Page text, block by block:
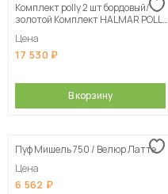
Комплект polly 2 шт бордовый/
золотой Комплект HALMAR POLLY
Цена
17 530
В корзину
Пуф Мишель 750 / Велюр Латте
Цена
6 562